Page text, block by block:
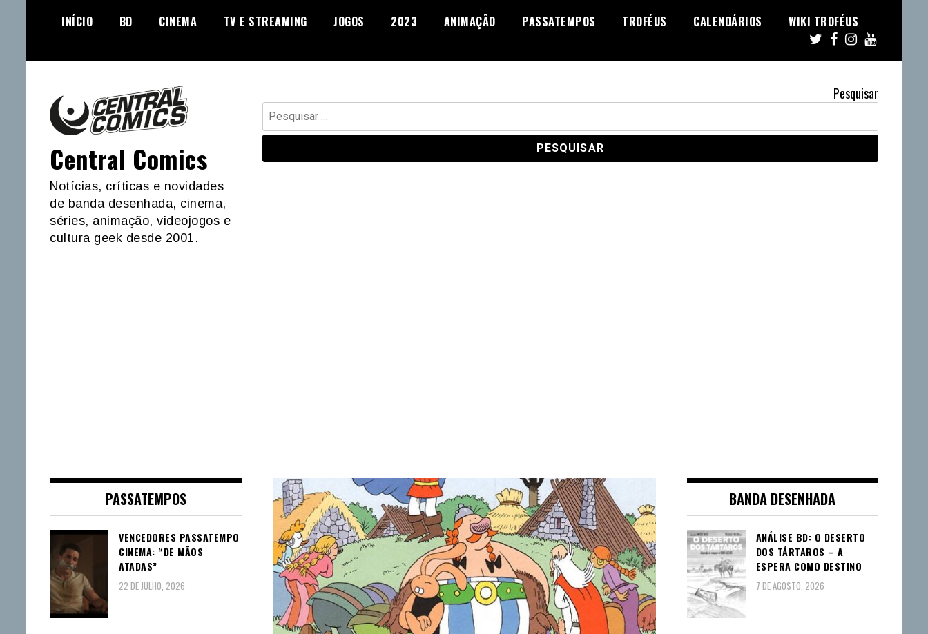
INÍCIO BD CINEMA TV E STREAMING JOGOS 2023 ANIMAÇÃO PASSATEMPOS TROFÉUS CALENDÁRIOS WIKI TROFÉUS
Pesquisar
Pesquisar
por:
Central Comics
Notícias, críticas e novidades
de banda desenhada, cinema,
séries, animação, videojogos e
cultura geek desde 2001.
PASSATEMPOS
VENCEDORES PASSATEMPO
CINEMA: “DE MÃOS
ATADAS”
22 DE JULHO, 2026
BANDA DESENHADA
ANÁLISE BD: O DESERTO
DOS TÁRTAROS – A
ESPERA COMO DESTINO
7 DE AGOSTO, 2026